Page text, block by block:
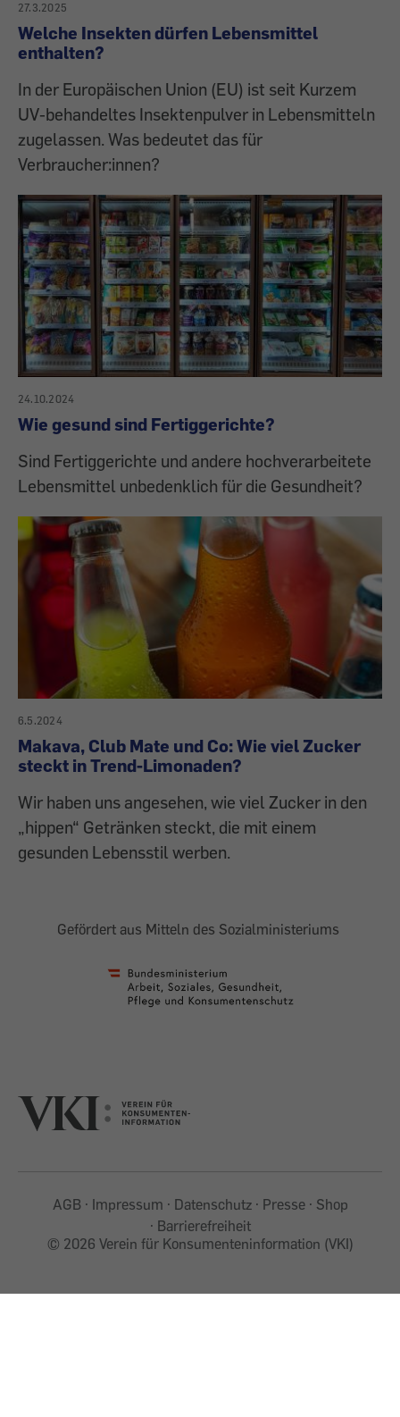
27.3.2025
Welche Insekten dürfen Lebensmittel
enthalten?
In der Europäischen Union (EU) ist seit Kurzem
UV-behandeltes Insektenpulver in Lebensmitteln
zugelassen. Was bedeutet das für
Verbraucher:innen?
24.10.2024
Wie gesund sind Fertiggerichte?
Sind Fertiggerichte und andere hochverarbeitete
Lebensmittel unbedenklich für die Gesundheit?
6.5.2024
Makava, Club Mate und Co: Wie viel Zucker
steckt in Trend-Limonaden?
Wir haben uns angesehen, wie viel Zucker in den
„hippen“ Getränken steckt, die mit einem
gesunden Lebensstil werben.
Gefördert aus Mitteln des Sozialministeriums
AGB Impressum Datenschutz Presse
Shop
Barrierefreiheit
© 2026 Verein für Konsumenteninformation (VKI)